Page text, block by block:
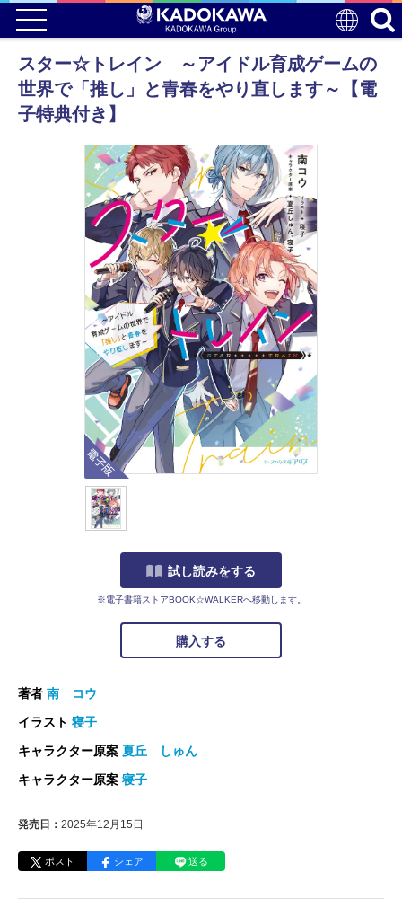
スター☆トレイン ～アイドル育成ゲームの
世界で「推し」と青春をやり直します～【電
子特典付き】
電子版
試し読みをする
※電子書籍ストアBOOK☆WALKERへ移動します。
購入する
著者 南 コウ
イラスト 寝子
キャラクター原案 夏丘 しゅん
キャラクター原案 寝子
発売日： 2025年12月15日
ポスト シェア 送る